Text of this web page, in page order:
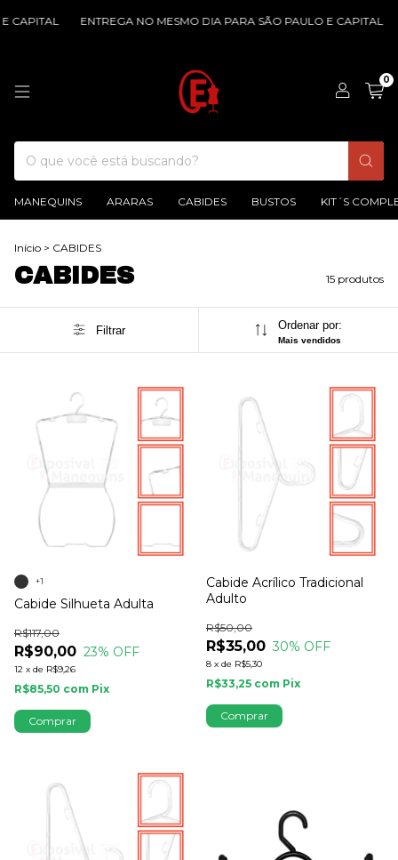
ENTREGA NO MESMO DIA PARA SÃO PAULO E CAPITAL
0
MANEQUINS ARARAS CABIDES BUSTOS KIT´S
Início > CABIDES
CABIDES 15 produtos
Filtrar Ordenar por:
Mais vendidos
Cabide Silhueta Adulta
R$90,00
R$117,00
23% OFF
12 x de R$9,26
R$85,50 com Pix
+1
Comprar
Cabide Acrílico Tradicional
Adulto
R$35,00
R$50,00
30% OFF
8 x de R$5,30
R$33,25 com Pix
Comprar